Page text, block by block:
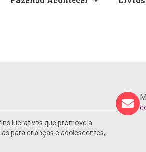
lucrativos que promove a
para crianças e adolescentes,